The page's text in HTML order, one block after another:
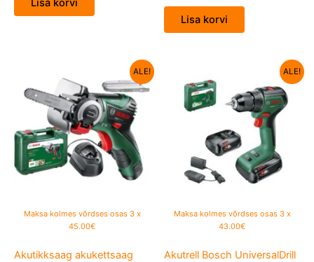
Lisa korvi
Lisa korvi
ALE!
Maksa kolmes võrdses osas 3 x
45.00€
Akutikksaag akukettsaag
hind
oli:
162,61 €.
price
is:
135,00 €.
ALE!
Maksa kolmes võrdses osas 3 x
43.00€
Akutrell Bosch UniversalDrill
hind
oli:
169,00 €.
Current
is:
129,00 €.